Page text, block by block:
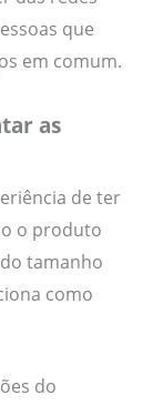
que
em comum.
as
de ter
o produto
tamanho
como
do